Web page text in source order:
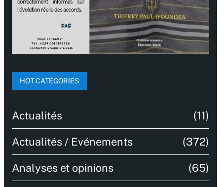
HOT CATEGORIES
Actualités (11)
Actualités / Evénements (372)
Analyses et opinions (65)